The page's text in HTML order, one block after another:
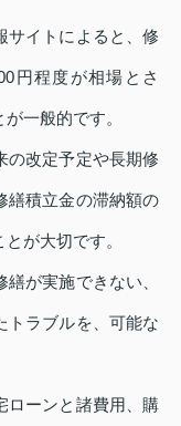
サイトによると、修
円程度が相場とさ
一般的です。
の改定予定や長期修
繕積立金の滞納額の
が大切です。
が実施できない、
トラブルを、可能な
ローンと諸費用、購